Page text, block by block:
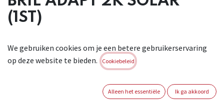
(1ST)
maskers. De ideale combinatie voor volledige bescherming,
comfort en het voorkomen van beslagen glazen. Flexibele
afdichtlip vervangt klassieke neusvleugels en nauwsluitend
lensontwerp voor optimale bescherming. Hoogte niveau van
optische helderheid, breed gezichtsveld, anti-condens en
We gebruiken cookies om je een betere gebruikerservaring
op deze website te bieden.
Cookiebeleid
Alleen het essentiële Ik ga akkoord